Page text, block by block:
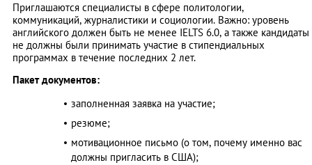
Приглашаются специалисты в сфере политологии,
коммуникаций, журналистики и социологии. Важно: уровень
английского должен быть не менее IELTS 6.0, а также кандидаты
не должны были принимать участие в стипендиальных
программах в течение последних 2 лет.
Пакет документов:
заполненная заявка на участие;
резюме;
мотивационное письмо (о том, почему именно вас
должны пригласить в США);